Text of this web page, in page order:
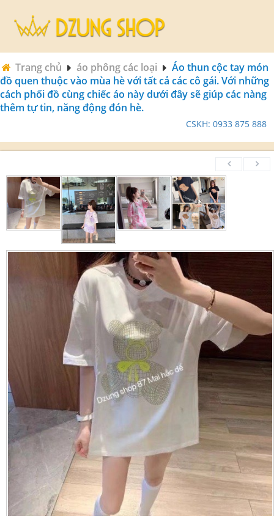
Trang chủ áo phông các loại
Áo thun cộc tay món
đồ quen thuộc vào mùa hè với tất cả các cô gái. Với những
cách phối đồ cùng chiếc áo này dưới đây sẽ giúp các nàng
thêm tự tin, năng động đón hè.
CSKH: 0933 875 888